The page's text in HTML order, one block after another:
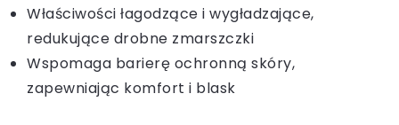
Właściwości łagodzące i wygładzające,
redukujące drobne zmarszczki
Wspomaga barierę ochronną skóry,
zapewniając komfort i blask